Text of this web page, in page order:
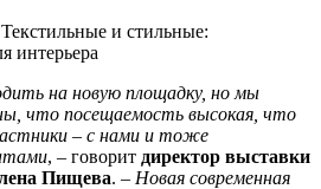
и стильные:
интерьера
на новую площадку, но мы
что посещаемость высокая, что
– с нами и тоже
, – говорит директор выставки
Пищева. – Новая современная